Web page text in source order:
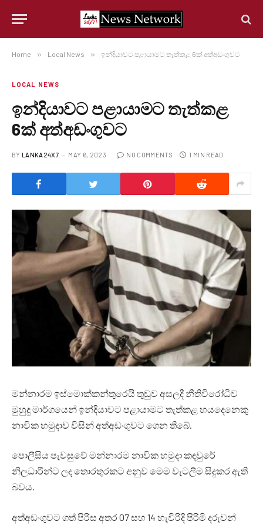
Home » Local News » ඉන්දියාවට පළායාමට තැත්කළ 6ක් අත්අඩංගුවට
LOCAL NEWS
ඉන්දියාවට පළායාමට තැත්කළ
6ක් අත්අඩංගුවට
BY LANKA24X7 MAY 6, 2023 NO COMMENTS 1 MIN READ
මන්නාරම ඉස්මොක්කන්තුරෙයි තුඩුව අසලදී නීතිවිරෝධීව
මුහුදු මාර්ගයෙන් ඉන්දියාවට පළායාමට තැත්කළ හයදෙනෙකු
නාවික හමුදාව විසින් අත්අඩංගුවට ගෙන තිබේ.
පොලීසිය පැවසුවේ මන්නාරම නාවික හමුදා කඳවුරේ
නිලධාරීන්ට ලද තොරතුරකට අනුව මෙම වැටලීම සිදුකර ඇති
බවය.
අත්අඩංගුවට ගත් පිරිස අතර 07 සහ 14 හැවිරිදි පිරිමි දරුවන්